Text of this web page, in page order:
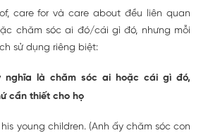
care for và care about đều liên quan
chăm sóc ai đó/cái gì đó, nhưng mỗi
sử dụng riêng biệt:
nghĩa là chăm sóc ai hoặc cái gì đó,
cần thiết cho họ
young children. (Anh ấy chăm sóc con